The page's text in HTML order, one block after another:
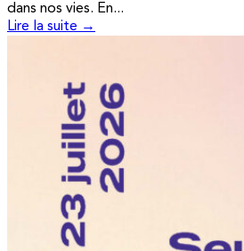
dans nos vies. En...
Lire la suite →